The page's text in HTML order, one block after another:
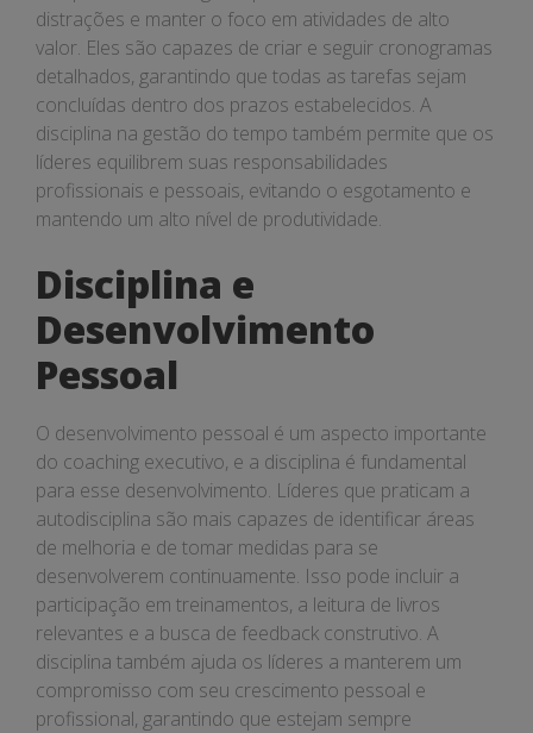
distrações e manter o foco em atividades de alto
valor. Eles são capazes de criar e seguir cronogramas
detalhados, garantindo que todas as tarefas sejam
concluídas dentro dos prazos estabelecidos. A
disciplina na gestão do tempo também permite que os
líderes equilibrem suas responsabilidades
profissionais e pessoais, evitando o esgotamento e
mantendo um alto nível de produtividade.
Disciplina e
Desenvolvimento
Pessoal
O desenvolvimento pessoal é um aspecto importante
do coaching executivo, e a disciplina é fundamental
para esse desenvolvimento. Líderes que praticam a
autodisciplina são mais capazes de identificar áreas
de melhoria e de tomar medidas para se
desenvolverem continuamente. Isso pode incluir a
participação em treinamentos, a leitura de livros
relevantes e a busca de feedback construtivo. A
disciplina também ajuda os líderes a manterem um
compromisso com seu crescimento pessoal e
profissional, garantindo que estejam sempre